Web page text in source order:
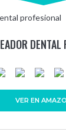
DENTAL
VER EN